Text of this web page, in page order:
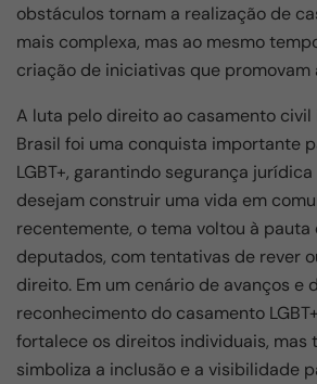
obstáculos tornam a realização de
mais complexa, mas ao mesmo
criação de iniciativas que promovam
A luta pelo direito ao casamento
Brasil foi uma conquista importante
LGBT+, garantindo segurança
desejam construir uma vida em
recentemente, o tema voltou à pauta
deputados, com tentativas de rever
direito. Em um cenário de avanços e
reconhecimento do casamento
fortalece os direitos individuais, mas
simboliza a inclusão e a visibilidade